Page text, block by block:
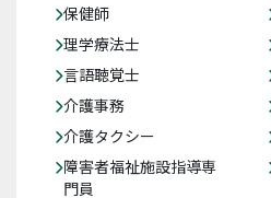
保健師
理学療法士
言語聴覚士
介護事務
介護タクシー
障害者福祉施設指導専
門員